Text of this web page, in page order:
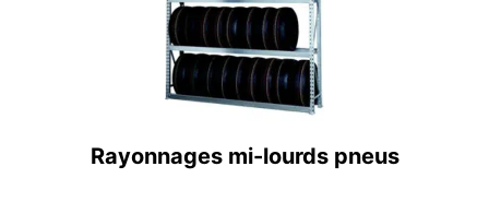
Rayonnages mi-lourds pneus